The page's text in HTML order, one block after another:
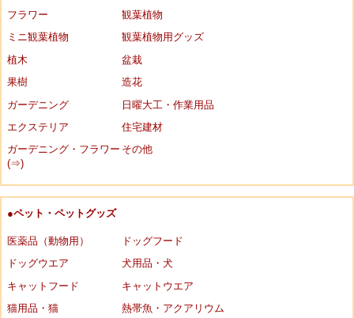
フラワー
観葉植物
ミニ観葉植物
観葉植物用グッズ
植木
盆栽
果樹
造花
ガーデニング
日曜大工・作業用品
エクステリア
住宅建材
ガーデニング・フラワー
(⇒)
その他
●ペット・ペットグッズ
医薬品（動物用）
ドッグフード
ドッグウエア
犬用品・犬
キャットフード
キャットウエア
猫用品・猫
熱帯魚・アクアリウム